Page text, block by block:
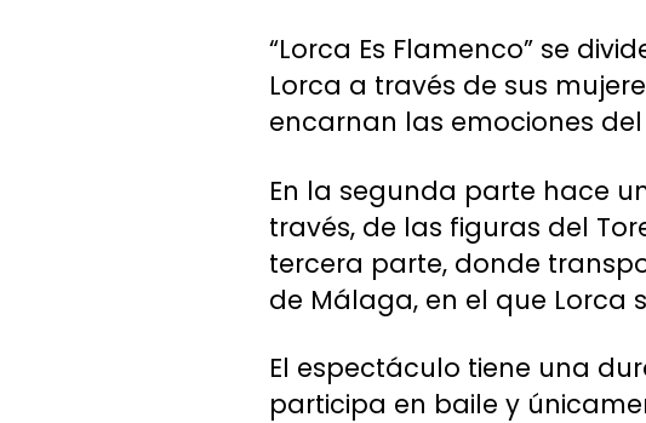
“Lorca Es Flamenco” se
Lorca a través de sus
encarnan las emociones
En la segunda parte hace
través, de las figuras del
tercera parte, donde
de Málaga, en el que Lorca
El espectáculo tiene una
participa en baile y